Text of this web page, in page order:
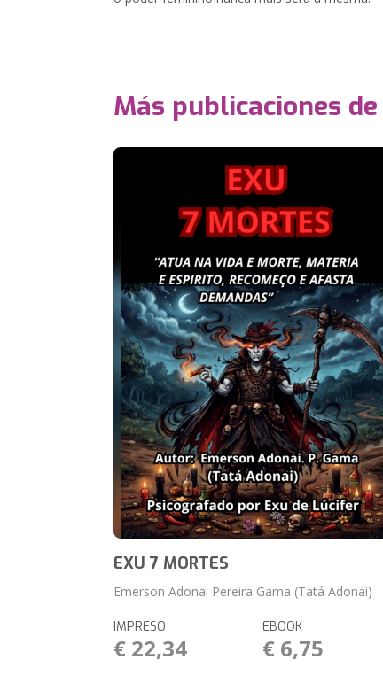
Más publicaciones
EXU 7 MORTES
Emerson Adonai Pereira Gama (Tatá Adonai)
IMPRESO
€ 22,34
EBOOK
€ 6,75